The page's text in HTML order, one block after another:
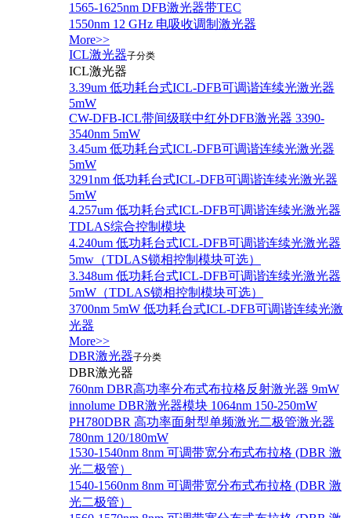
1565-1625nm DFB激光器带TEC
1550nm 12 GHz 电吸收调制激光器
More>>
ICL激光器子分类
ICL激光器
3.39um 低功耗台式ICL-DFB可调谐连续光激光器
5mW
CW-DFB-ICL带间级联中红外DFB激光器 3390-
3540nm 5mW
3.45um 低功耗台式ICL-DFB可调谐连续光激光器
5mW
3291nm 低功耗台式ICL-DFB可调谐连续光激光器
5mW
4.257um 低功耗台式ICL-DFB可调谐连续光激光器
TDLAS综合控制模块
4.240um 低功耗台式ICL-DFB可调谐连续光激光器
5mw（TDLAS锁相控制模块可选）
3.348um 低功耗台式ICL-DFB可调谐连续光激光器
5mW（TDLAS锁相控制模块可选）
3700nm 5mW 低功耗台式ICL-DFB可调谐连续光激
光器
More>>
DBR激光器子分类
DBR激光器
760nm DBR高功率分布式布拉格反射激光器 9mW
innolume DBR激光器模块 1064nm 150-250mW
PH780DBR 高功率面射型单频激光二极管激光器
780nm 120/180mW
1530-1540nm 8nm 可调带宽分布式布拉格 (DBR 激
光二极管）
1540-1560nm 8nm 可调带宽分布式布拉格 (DBR 激
光二极管）